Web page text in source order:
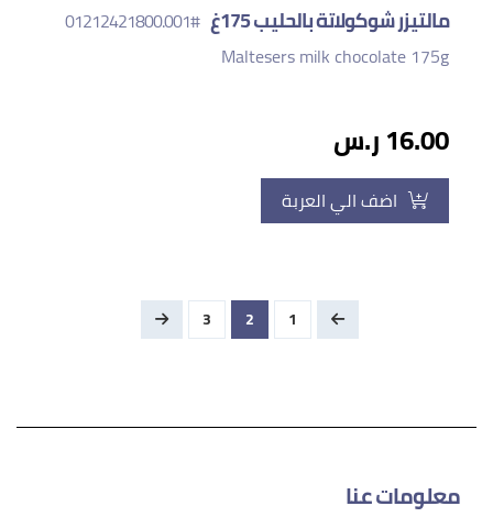
مالتيزر شوكولاتة بالحليب 175غ
#01212421800.001
Maltesers milk chocolate 175g
16.00 ر.س
اضف الي العربة
1
2
3
معلومات عنا